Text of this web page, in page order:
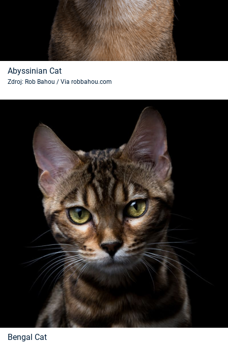
Sledujte prima+
Přihlášení
Abyssinian Cat
Zdroj: Rob Bahou / Via robbahou.com
Bengal Cat